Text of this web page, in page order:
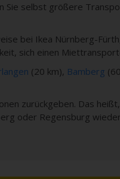
Sie selbst größere
bei Ikea Nürnberg-
sich einen
(20 km), Bamberg
zurückgeben. Das
oder Regensburg